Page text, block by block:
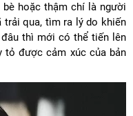
hoặc thậm chí là người
trải qua, tìm ra lý do khiến
thì mới có thể tiến lên
tỏ được cảm xúc của bản